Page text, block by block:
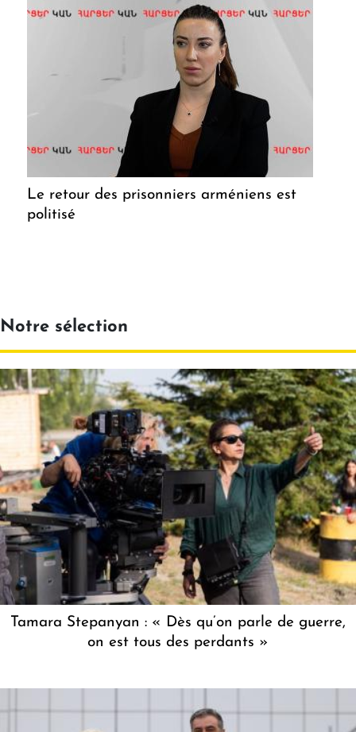
Le retour des prisonniers arméniens est
politisé
Notre sélection
Tamara Stepanyan : « Dès qu’on parle de guerre,
on est tous des perdants »